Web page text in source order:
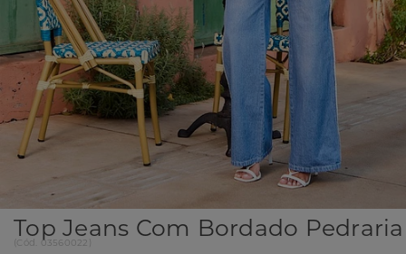
Top Jeans Com Bordado Pedraria
(Cód. 03560022